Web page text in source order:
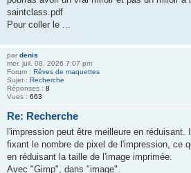
saintclass.pdf
Pour coller le ...
par denis
mer. juil. 08, 2026 7:07 pm
Forum : Rêves de maquettes
Sujet : Recherche
Réponses : 8
Vues : 663
Re: Recherche
l'impression peut être meilleure en réduisant.
fixant le nombre de pixel de l'impression, ce
en réduisant la taille de l'image imprimée.
Avec "Gimp", dans "image".